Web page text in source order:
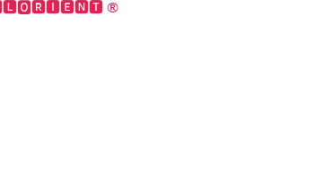
®